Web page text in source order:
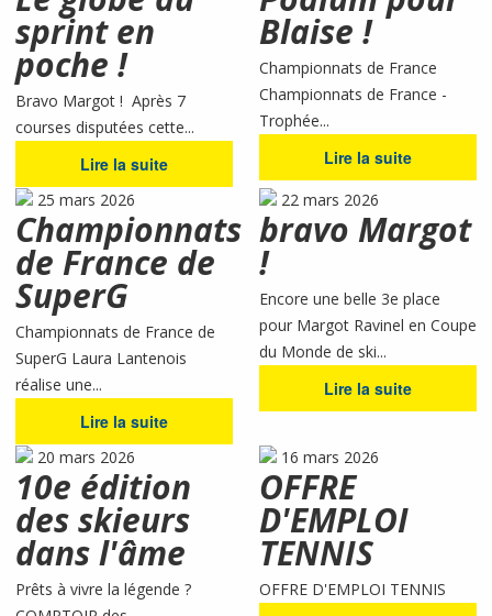
sprint en
poche !
Bravo Margot ! Après 7
courses disputées cette...
Lire la suite
Blaise !
Championnats de France
Championnats de France -
Trophée...
Lire la suite
25 mars 2026
Championnats
de France de
SuperG
Championnats de France de
SuperG Laura Lantenois
réalise une...
Lire la suite
22 mars 2026
bravo Margot
!
Encore une belle 3e place
pour Margot Ravinel en Coupe
du Monde de ski...
Lire la suite
20 mars 2026
10e édition
des skieurs
dans l'âme
Prêts à vivre la légende ?
16 mars 2026
OFFRE
D'EMPLOI
TENNIS
OFFRE D'EMPLOI TENNIS